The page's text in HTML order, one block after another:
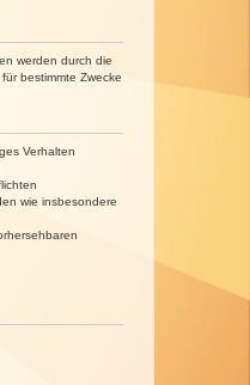
werden durch die
bestimmte Zwecke
Verhalten
wie insbesondere